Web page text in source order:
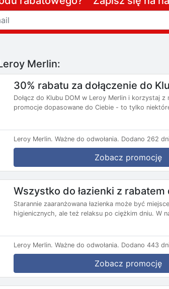
Merlin:
30% rabatu za dołączenie do
Dołącz do Klubu DOM w Leroy Merlin i korzystaj
promocje dopasowane do Ciebie - to tylko
Leroy Merlin. Ważne do odwołania. Dodano 262
Zobacz promocję
Wszystko do łazienki z
Starannie zaaranżowana łazienka może być
higienicznych, ale też relaksu po ciężkim dniu. W
Leroy Merlin. Ważne do odwołania. Dodano 443
Zobacz promocję